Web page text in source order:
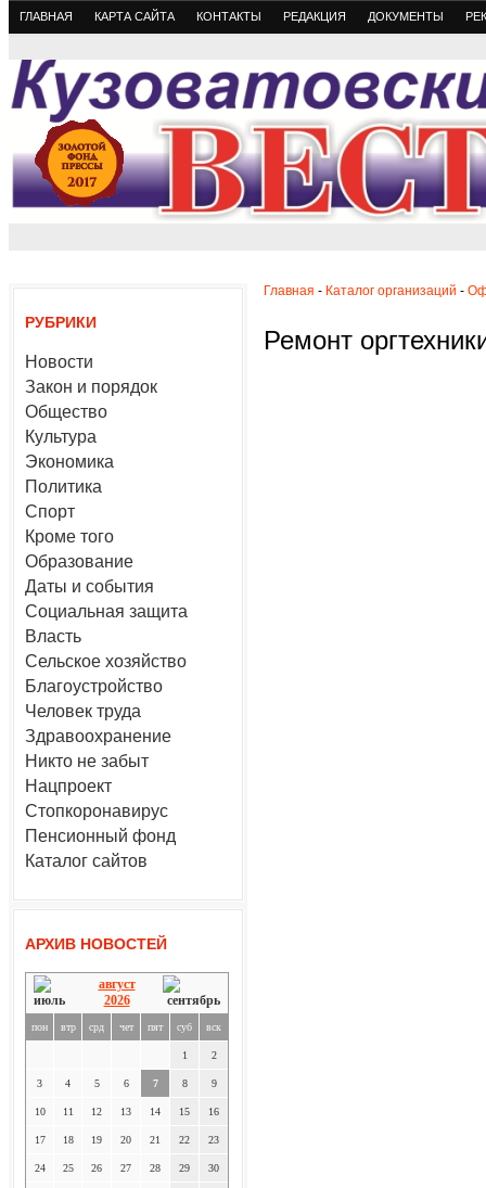
ГЛАВНАЯ КАРТА САЙТА КОНТАКТЫ РЕДАКЦИЯ ДОКУМЕНТЫ
РУБРИКИ
Новости
Закон и порядок
Общество
Культура
Экономика
Политика
Спорт
Кроме того
Образование
Даты и события
Социальная защита
Власть
Сельское хозяйство
Благоустройство
Человек труда
Здравоохранение
Никто не забыт
Нацпроект
Стопкоронавирус
Пенсионный фонд
Каталог сайтов
АРХИВ НОВОСТЕЙ
август
2026
пон втр срд чет пят суб вск
1 2
3 4 5 6 7 8 9
10 11 12 13 14 15 16
17 18 19 20 21 22 23
24 25 26 27 28 29 30
Главная - Каталог организаций -
Ремонт